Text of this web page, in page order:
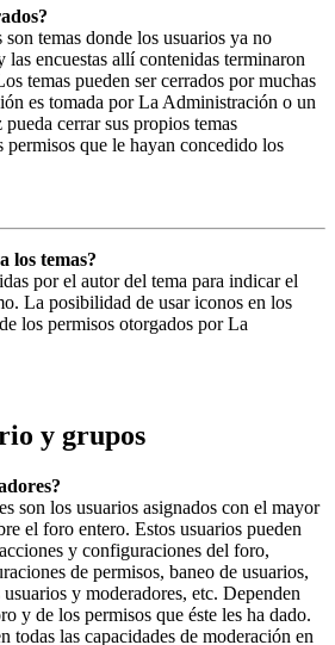
son temas donde los usuarios ya no
las encuestas allí contenidas terminaron
temas pueden ser cerrados por muchas
es tomada por La Administración o un
cerrar sus propios temas
permisos que le hayan concedido los
los temas?
por el autor del tema para indicar el
La posibilidad de usar iconos en los
los permisos otorgados por La
y grupos
son los usuarios asignados con el mayor
el foro entero. Estos usuarios pueden
y configuraciones del foro,
de permisos, baneo de usuarios,
y moderadores, etc. Dependen
y de los permisos que éste les ha dado.
todas las capacidades de moderación en